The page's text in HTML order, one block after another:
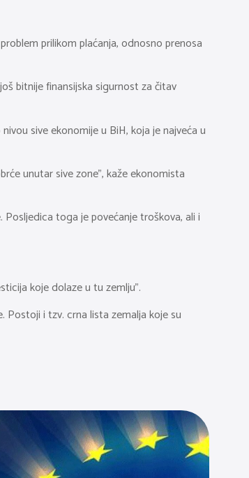
prilikom plaćanja, odnosno prenosa
bitnije finansijska sigurnost za čitav
sive ekonomije u BiH, koja je najveća u
unutar sive zone”, kaže ekonomista
toga je povećanje troškova, ali i
koje dolaze u tu zemlju”.
i tzv. crna lista zemalja koje su